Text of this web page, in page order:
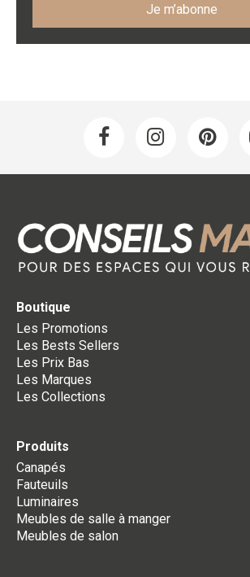
Boutique
Les Promotions
Les Bests Sellers
Les Prix Bas
Les Marques
Les Collections
Produits
Canapés
Fauteuils
Luminaires
Meubles de salle à manger
Meubles de salon